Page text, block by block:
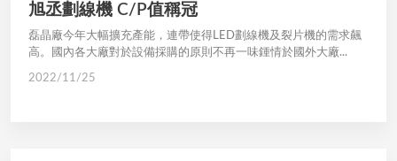
旭丞劃線機 C/P值稱冠
磊晶廠今年大幅擴充產能，連帶使得LED劃線機及裂片機的需求飆
高。國內各大廠對於設備採購的原則不再一味鍾情於國外大廠...
2022/11/25